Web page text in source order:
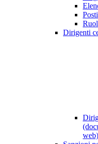
Dirigenti
web)